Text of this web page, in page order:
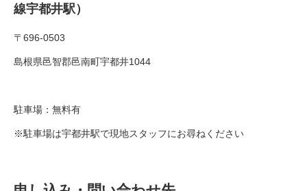
線宇都井駅）
〒696-0503
島根県邑智郡邑南町宇都井1044
駐車場：無料有
※駐車場は宇都井駅で現地スタッフにお尋ねください